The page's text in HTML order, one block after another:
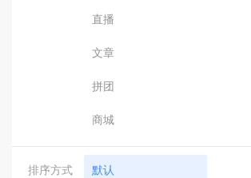
直播
文章
拼团
商城
排序方式 默认